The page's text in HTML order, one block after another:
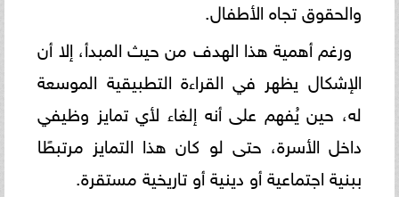
والحقوق تجاه الأطفال.
ورغم أهمية هذا الهدف من حيث المبدأ، إلا أن
الإشكال يظهر في القراءة التطبيقية الموسعة
له، حين يُفهم على أنه إلغاء لأي تمايز وظيفي
داخل الأسرة، حتى لو كان هذا التمايز مرتبطًا
ببنية اجتماعية أو دينية أو تاريخية مستقرة.